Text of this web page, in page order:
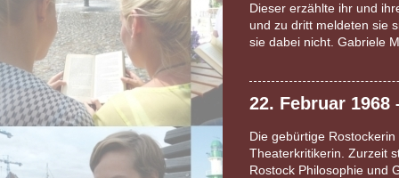
Dieser erzählte ihr und
und zu dritt meldeten sie
sie dabei nicht. Gabriele
22. Februar
Die gebürtige
Theaterkritikerin. Zurzeit
Rostock Philosophie und